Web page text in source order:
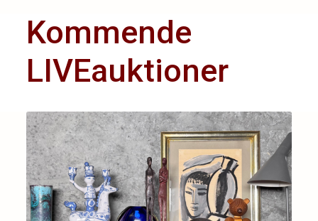
Kommende
LIVEauktioner